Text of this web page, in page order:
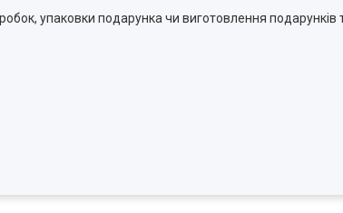
упаковки подарунка чи виготовлення подарунків